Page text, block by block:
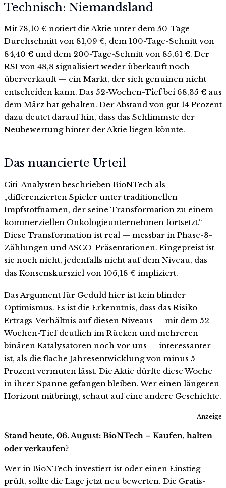
Technisch: Niemandsland
Mit 78,10 € notiert die Aktie unter dem 50-Tage-
Durchschnitt von 81,09 €, dem 100-Tage-Schnitt von
84,40 € und dem 200-Tage-Schnitt von 85,61 €. Der
RSI von 48,8 signalisiert weder überkauft noch
überverkauft — ein Markt, der sich genuinen nicht
entscheiden kann. Das 52-Wochen-Tief bei 68,35 € aus
dem März hat gehalten. Der Abstand von gut 14 Prozent
dazu deutet darauf hin, dass das Schlimmste der
Neubewertung hinter der Aktie liegen könnte.
Das nuancierte Urteil
Citi-Analysten beschrieben BioNTech als
„differenzierten Spieler unter traditionellen
Impfstoffnamen, der seine Transformation zu einem
kommerziellen Onkologieunternehmen fortsetzt.“
Diese Transformation ist real — messbar in Phase-3-
Zählungen und ASCO-Präsentationen. Eingepreist ist
sie noch nicht, jedenfalls nicht auf dem Niveau, das
das Konsenskursziel von 106,18 € impliziert.
Das Argument für Geduld hier ist kein blinder
Optimismus. Es ist die Erkenntnis, dass das Risiko-
Ertrags-Verhältnis auf diesen Niveaus — mit dem 52-
Wochen-Tief deutlich im Rücken und mehreren
binären Katalysatoren noch vor uns — interessanter
ist, als die flache Jahresentwicklung von minus 5
Prozent vermuten lässt. Die Aktie dürfte diese Woche
in ihrer Spanne gefangen bleiben. Wer einen längeren
Horizont mitbringt, schaut auf eine andere Geschichte.
Anzeige
Stand heute, 06. August: BioNTech – Kaufen, halten
oder verkaufen?
Wer in BioNTech investiert ist oder einen Einstieg
prüft, sollte die Lage jetzt neu bewerten. Die Gratis-